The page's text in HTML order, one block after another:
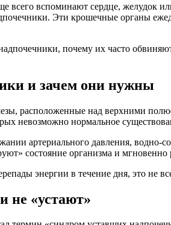
всего вспоминают сердце, желудок
Эти крошечные органы
почему их часто
и зачем они нужны
расположенные над верхними
невозможно нормальное
артериального давления, водно-
состояние организма и
энергии в течение дня, это не
не «устают»